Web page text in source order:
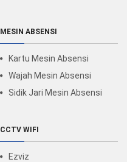
MESIN ABSENSI
Kartu Mesin Absensi
Wajah Mesin Absensi
Sidik Jari Mesin Absensi
CCTV WIFI
Ezviz